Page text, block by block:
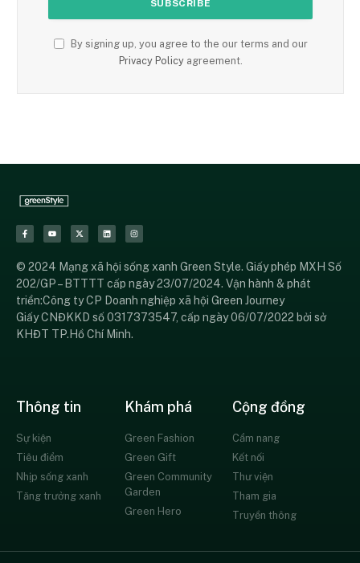
By signing up, you agree to the our terms and our
Privacy Policyagreement.
© 2024 Mạng xã hội sống xanh Green Style. Giấy phép MXH Số
202/GP – BTTTT cấp ngày 23/07/2024. Vận hành & phát
triển:Công ty CP Doanh nghiệp xã hội Green Journey
Giấy CNĐKKD số 0317373547, cấp ngày 06/07/2022 bởi sở
KHĐT TP.Hồ Chí Minh.
Thông tin
Sự kiện
Tiêu điểm
Nhịp sống xanh
Tăng trưởng xanh
Khám phá
Green Fashion
Green Gift
Green Community
Garden
Green Hero
Cộng đồng
Cẩm nang
Kết nối
Thư viện
Tham gia
Truyền thông